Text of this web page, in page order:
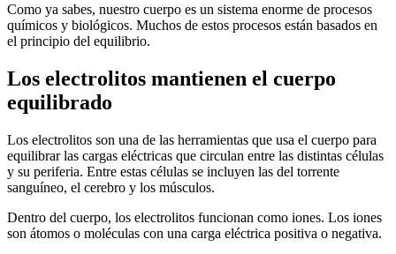
Como ya sabes, nuestro cuerpo es un sistema enorme de procesos
químicos y biológicos. Muchos de estos procesos están basados en
el principio del equilibrio.
Los electrolitos mantienen el cuerpo
equilibrado
Los electrolitos son una de las herramientas que usa el cuerpo para
equilibrar las cargas eléctricas que circulan entre las distintas células
y su periferia. Entre estas células se incluyen las del torrente
sanguíneo, el cerebro y los músculos.
Dentro del cuerpo, los electrolitos funcionan como iones. Los iones
son átomos o moléculas con una carga eléctrica positiva o negativa.